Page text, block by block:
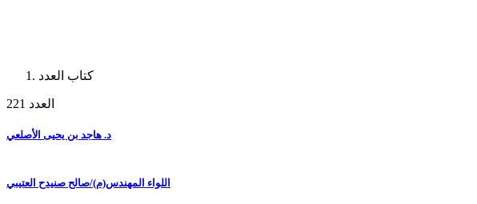
كتاب العدد
العدد 221
د. هاجد بن يحيى الأصلعي
اللواء المهندس(م)/صالح صنيدح العتيبي